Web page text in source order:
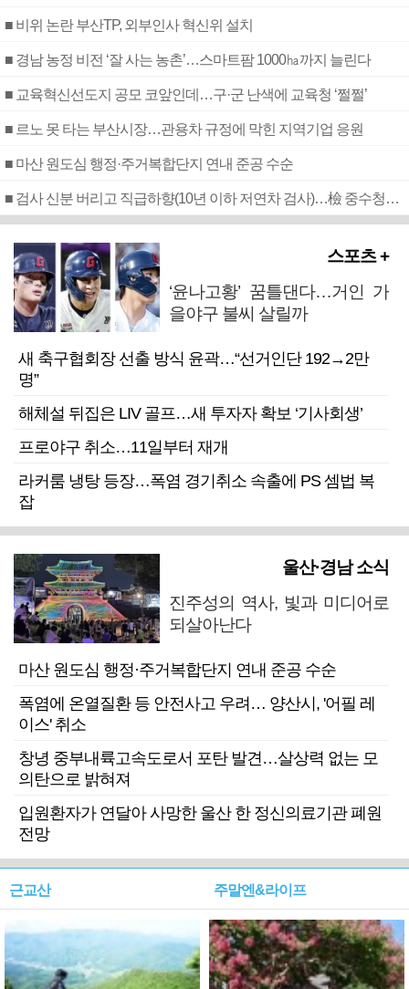
■ 비위 논란 부산TP, 외부인사 혁신위 설치
■ 경남 농정 비전 ‘잘 사는 농촌’…스마트팜 1000㏊까지 늘린다
■ 교육혁신선도지 공모 코앞인데…구·군 난색에 교육청 ‘쩔쩔’
■ 르노 못 타는 부산시장…관용차 규정에 막힌 지역기업 응원
■ 마산 원도심 행정·주거복합단지 연내 준공 수순
■ 검사 신분 버리고 직급하향(10년 이하 저연차 검사)…檢 중수청행 기피
스포츠 +
‘윤나고황’ 꿈틀댄다…거인 가
을야구 불씨 살릴까
새 축구협회장 선출 방식 윤곽…“선거인단 192→2만
명”
해체설 뒤집은 LIV 골프…새 투자자 확보 ‘기사회생’
프로야구 취소…11일부터 재개
라커룸 냉탕 등장…폭염 경기취소 속출에 PS 셈법 복
잡
울산·경남 소식
진주성의 역사, 빛과 미디어로
되살아난다
마산 원도심 행정·주거복합단지 연내 준공 수순
폭염에 온열질환 등 안전사고 우려… 양산시, '어필 레
이스' 취소
창녕 중부내륙고속도로서 포탄 발견…살상력 없는 모
의탄으로 밝혀져
입원환자가 연달아 사망한 울산 한 정신의료기관 폐원
전망
근교산 주말엔&라이프